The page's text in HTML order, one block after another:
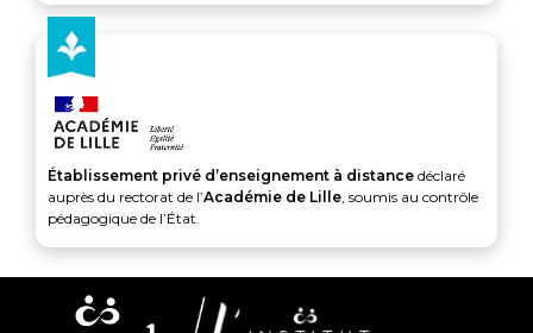
Établissement privé d’enseignement à distance déclaré
auprès du rectorat de l’Académie de Lille, soumis au contrôle
pédagogique de l’État.